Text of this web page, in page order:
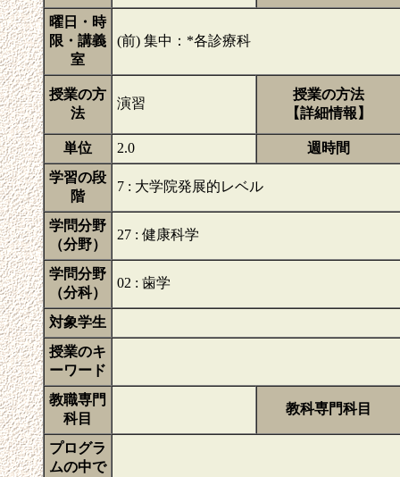
曜日・時
限・講義
室
(前) 集中：*各診療科
授業の方
法
演習
授業の方法
【詳細情報】
単位 2.0
週時間
学習の段
階
7 : 大学院発展的レベル
学問分野
（分野）
27 : 健康科学
学問分野
（分科）
02 : 歯学
対象学生
授業のキ
ーワード
教職専門
科目
教科専門科目
プログラ
ムの中で